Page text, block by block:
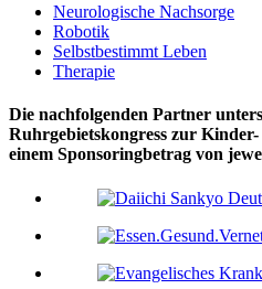
Neurologische Nachsorge
Robotik
Selbstbestimmt Leben
Therapie
Die nachfolgenden Partner
Ruhrgebietskongress zur
einem Sponsoringbetrag von